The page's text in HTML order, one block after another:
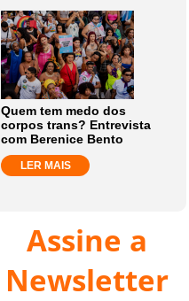
Quem tem medo dos
corpos trans? Entrevista
com Berenice Bento
LER MAIS
Assine a
Newsletter